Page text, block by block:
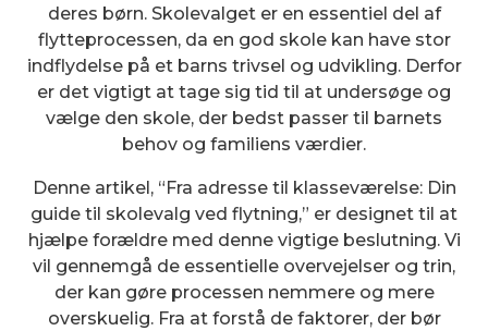
deres børn. Skolevalget er en essentiel del af
flytteprocessen, da en god skole kan have stor
indflydelse på et barns trivsel og udvikling. Derfor
er det vigtigt at tage sig tid til at undersøge og
vælge den skole, der bedst passer til barnets
behov og familiens værdier.
Denne artikel, “Fra adresse til klasseværelse: Din
guide til skolevalg ved flytning,” er designet til at
hjælpe forældre med denne vigtige beslutning. Vi
vil gennemgå de essentielle overvejelser og trin,
der kan gøre processen nemmere og mere
overskuelig. Fra at forstå de faktorer, der bør